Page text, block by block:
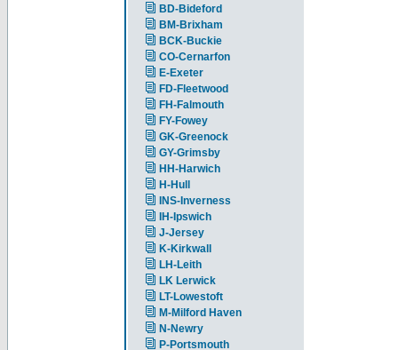
BD-Bideford
BM-Brixham
BCK-Buckie
CO-Cernarfon
E-Exeter
FD-Fleetwood
FH-Falmouth
FY-Fowey
GK-Greenock
GY-Grimsby
HH-Harwich
H-Hull
INS-Inverness
IH-Ipswich
J-Jersey
K-Kirkwall
LH-Leith
LK Lerwick
LT-Lowestoft
M-Milford Haven
N-Newry
P-Portsmouth